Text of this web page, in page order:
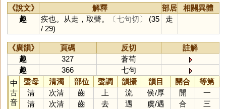
《說文》 解釋 部居
相關異體
趣
疾也。从走，取聲。 〔七句切〕
(35
/ 29)
走
《廣韻》 頁碼 反切
註解
趣
327
蒼苟
趣
366
七句
中
古
音
聲母 清濁 部位 聲調 韻攝 韻目 開合
等第
清
次清 齒 上 流 侯/厚 開
一
清
次清 齒 去 遇 虞/遇 合 三